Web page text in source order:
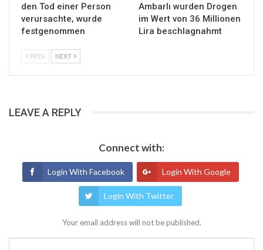
den Tod einer Person
verursachte, wurde
festgenommen
Ambarlı wurden Drogen
im Wert von 36 Millionen
Lira beschlagnahmt
PREV NEXT
LEAVE A REPLY
Connect with:
Login With Facebook Login With Google
Login With Twitter
Your email address will not be published.